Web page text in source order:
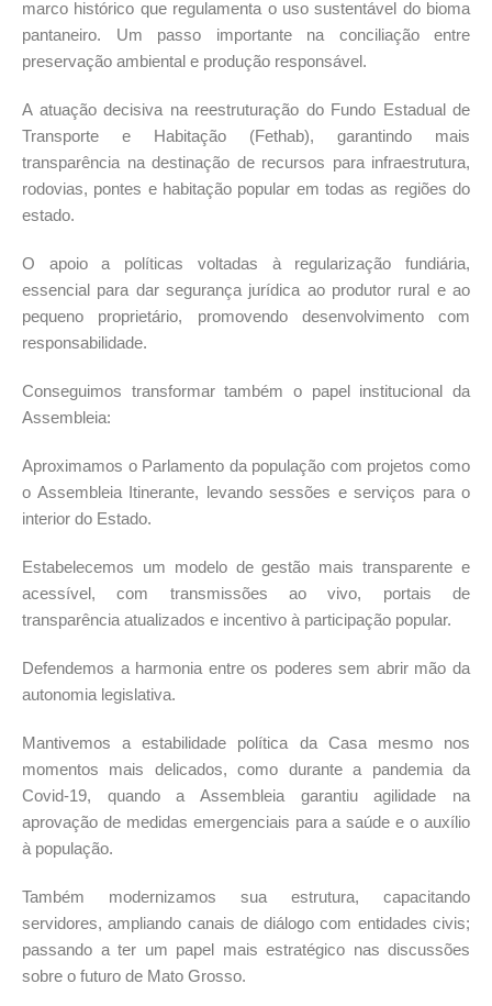
marco histórico que regulamenta o uso sustentável do bioma
pantaneiro. Um passo importante na conciliação entre
preservação ambiental e produção responsável.
A atuação decisiva na reestruturação do Fundo Estadual de
Transporte e Habitação (Fethab), garantindo mais
transparência na destinação de recursos para infraestrutura,
rodovias, pontes e habitação popular em todas as regiões do
estado.
O apoio a políticas voltadas à regularização fundiária,
essencial para dar segurança jurídica ao produtor rural e ao
pequeno proprietário, promovendo desenvolvimento com
responsabilidade.
Conseguimos transformar também o papel institucional da
Assembleia:
Aproximamos o Parlamento da população com projetos como
o Assembleia Itinerante, levando sessões e serviços para o
interior do Estado.
Estabelecemos um modelo de gestão mais transparente e
acessível, com transmissões ao vivo, portais de
transparência atualizados e incentivo à participação popular.
Defendemos a harmonia entre os poderes sem abrir mão da
autonomia legislativa.
Mantivemos a estabilidade política da Casa mesmo nos
momentos mais delicados, como durante a pandemia da
Covid-19, quando a Assembleia garantiu agilidade na
aprovação de medidas emergenciais para a saúde e o auxílio
à população.
Também modernizamos sua estrutura, capacitando
servidores, ampliando canais de diálogo com entidades civis;
passando a ter um papel mais estratégico nas discussões
sobre o futuro de Mato Grosso.